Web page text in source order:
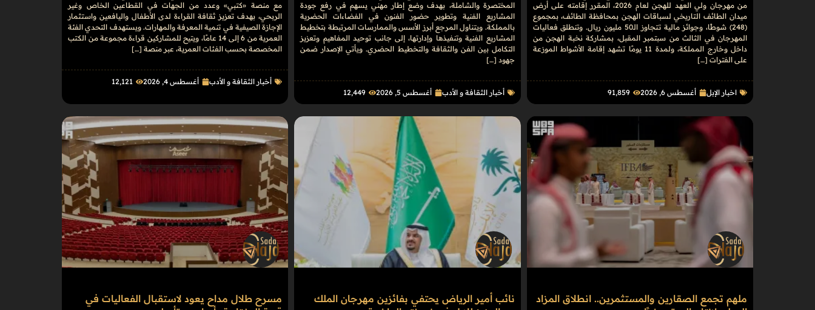
من مهرجان ولي العهد للهجن لعام 2026، المقرر إقامته على أرض
ميدان الطائف التاريخي لسباقات الهجن بمحافظة الطائف، بمجموع
(248) شوطًا، وجوائز مالية تتجاوز الـ50 مليون ريال. وتنطلق فعاليات
المهرجان في الثالث من سبتمبر المقبل، بمشاركة نخبة الهجن من
داخل وخارج المملكة، ولمدة 11 يومًا تشهد إقامة الأشواط الموزعة
على الفترات […]
اخبار الإبل أغسطس 6, 2026 91٬859
المختصرة والشاملة، بهدف وضع إطار مهني يسهم في رفع جودة
المشاريع الفنية وتطوير حضور الفنون في الفضاءات الحضرية
بالمملكة. ويتناول المرجع أبرز الأسس والممارسات المرتبطة بتخطيط
المشاريع الفنية وتنفيذها وإدارتها، إلى جانب توحيد المفاهيم وتعزيز
التكامل بين الفن والثقافة والتخطيط الحضري. ويأتي الإصدار ضمن
جهود […]
أخبار الثقافة و الأدب أغسطس 5, 2026 12٬449
مع منصة «كتبي» وعدد من الجهات في القطاعين الخاص وغير
الربحي، بهدف تعزيز ثقافة القراءة لدى الأطفال واليافعين واستثمار
الإجازة الصيفية في تنمية المعرفة والمهارات. ويستهدف التحدي الفئة
العمرية من 6 إلى 14 عامًا، ويتيح للمشاركين قراءة مجموعة من الكتب
المخصصة بحسب الفئات العمرية، عبر منصة […]
أخبار الثقافة و الأدب أغسطس 4, 2026 12٬121
ملهم تجمع الصقارين والمستثمرين.. انطلاق المزاد
نائب أمير الرياض يحتفي بفائزين مهرجان الملك
مسرح طلال مداح يعود لاستقبال الفعاليات في